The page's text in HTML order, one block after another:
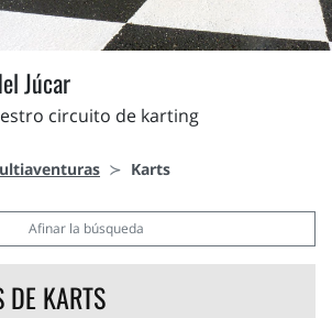
2 / 5
Júcar
circuito de karting
Karts
Afinar la búsqueda
DE KARTS